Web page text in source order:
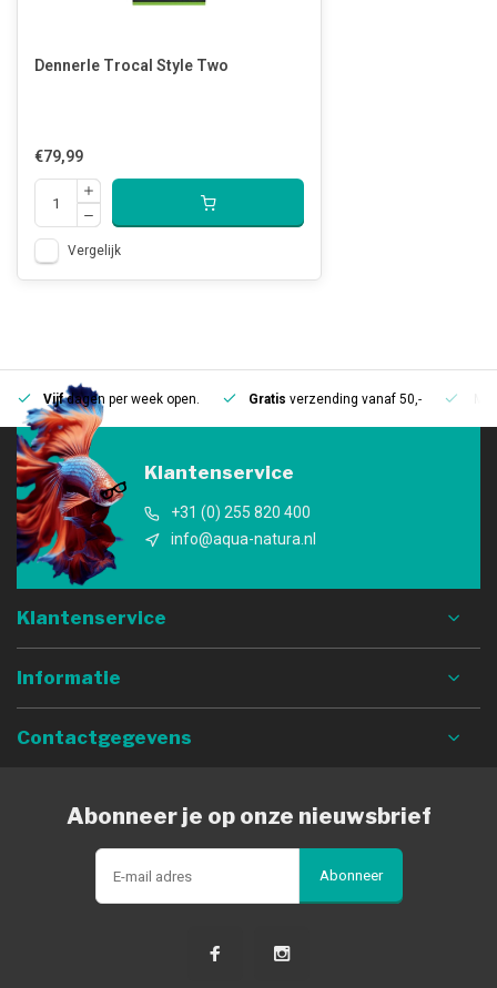
Dennerle Trocal Style Two
€79,99
Vergelijk
Vijfdagen per week open. Gratis verzending vanaf 50,-
Klantenservice
+31 (0) 255 820 400
info@aqua-natura.nl
Klantenservice
Informatie
Contactgegevens
Abonneer je op onze nieuwsbrief
Abonneer